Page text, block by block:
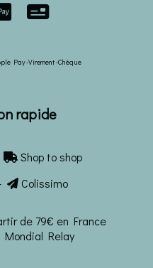
Pay -Virement -Chèque
rapide
 Shop to shop
 Colissimo
de 79€ en France
Relay